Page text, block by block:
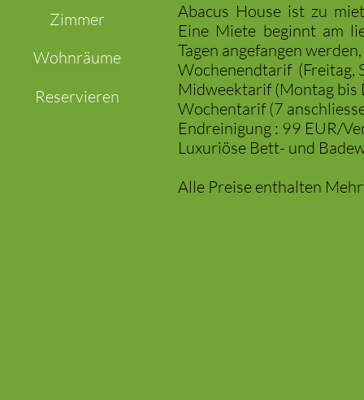
Abacus House ist zu
Eine Miete beginnt am
Tagen angefangen
Wochenendtarif (Freitag,
Midweektarif (Montag bis
Wochentarif (7
Endreinigung : 99 EUR/
Luxuriöse Bett- und
Alle Preise enthalten
Zimmer
Wohnräume
Reservieren